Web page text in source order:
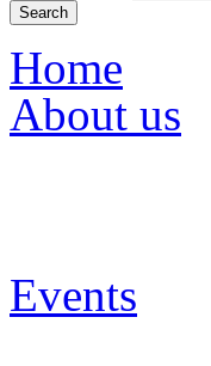
Home
About us
Vision & Mission
Partners
Main Sectors
Media
Events
Past Events
UKABC Galleries